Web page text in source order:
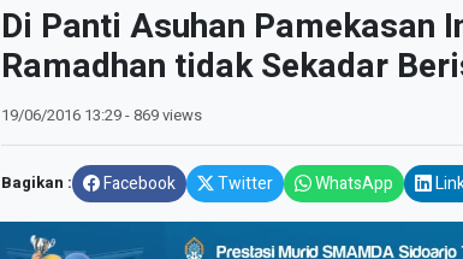
Di Panti Asuhan Pamekasan
Ramadhan tidak Sekadar
19/06/2016 13:29- 869 views
Bagikan : Facebook Twitter WhatsApp